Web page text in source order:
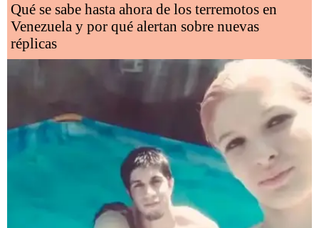
Qué se sabe hasta ahora de los terremotos en
Venezuela y por qué alertan sobre nuevas
réplicas